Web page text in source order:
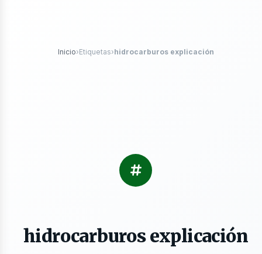
Inicio›Etiquetas›hidrocarburos explicación
hidrocarburos explicación